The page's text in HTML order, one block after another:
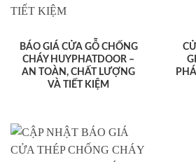
BÁO GIÁ CỬA GỖ CHỐNG
CHÁY HUYPHATDOOR –
AN TOÀN, CHẤT LƯỢNG
VÀ TIẾT KIỆM